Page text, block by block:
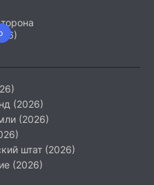
(2026)
(2026)
штат (2026)
(2026)